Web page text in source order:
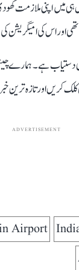
میں اپنی ملازمت
اور اس کی
دستیاب ہے۔ ہمارے
کریں اور تازہ
ADVERTISEMENT
Airport